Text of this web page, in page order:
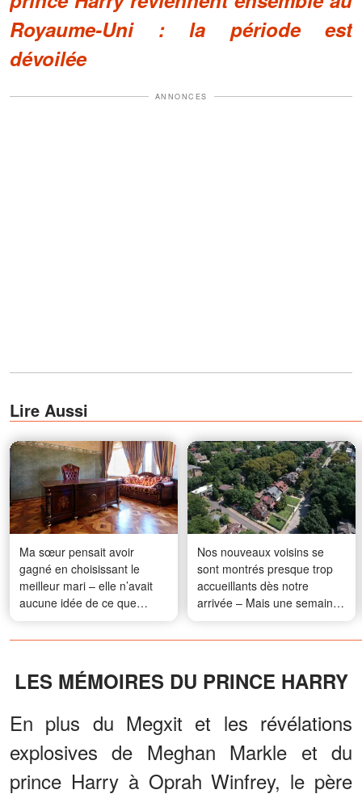
Royaume-Uni : la période est
dévoilée
ANNONCES
Lire Aussi
Ma sœur pensait avoir
gagné en choisissant le
meilleur mari – elle n’avait
aucune idée de ce que
j’avais demandé à la place
Nos nouveaux voisins se
sont montrés presque trop
accueillants dès notre
arrivée – Mais une semaine
plus tard, j'ai compris que
ma famille n'était pas là par
LES MÉMOIRES DU PRINCE HARRY
En plus du Megxit et les révélations
explosives de Meghan Markle et du
prince Harry à Oprah Winfrey, le père